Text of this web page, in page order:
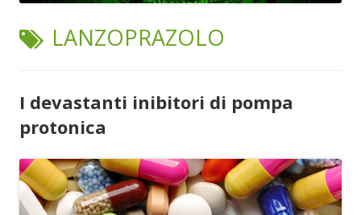
TAG:
LANZOPRAZOLO
I devastanti inibitori di pompa
protonica